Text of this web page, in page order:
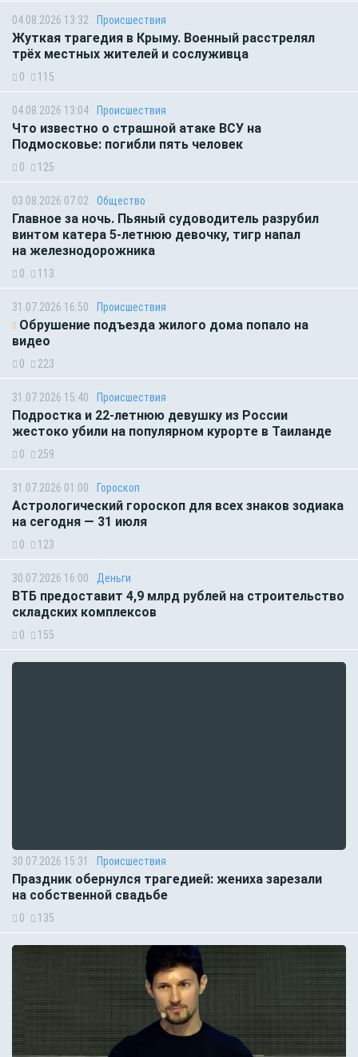
04.08.2026 13:32 Происшествия
Жуткая трагедия в Крыму. Военный расстрелял
трёх местных жителей и сослуживца
0 115
04.08.2026 13:04 Происшествия
Что известно о страшной атаке ВСУ на
Подмосковье: погибли пять человек
0 125
03.08.2026 07:02 Общество
Главное за ночь. Пьяный судоводитель разрубил
винтом катера 5-летнюю девочку, тигр напал
на железнодорожника
0 113
31.07.2026 16:50 Происшествия
Обрушение подъезда жилого дома попало на
видео
0 223
31.07.2026 15:40 Происшествия
Подростка и 22-летнюю девушку из России
жестоко убили на популярном курорте в Таиланде
0 259
31.07.2026 01:00 Гороскоп
Астрологический гороскоп для всех знаков зодиака
на сегодня — 31 июля
0 123
30.07.2026 16:00 Деньги
ВТБ предоставит 4,9 млрд рублей на строительство
складских комплексов
0 155
30.07.2026 15:31 Происшествия
Праздник обернулся трагедией: жениха зарезали
на собственной свадьбе
0 135